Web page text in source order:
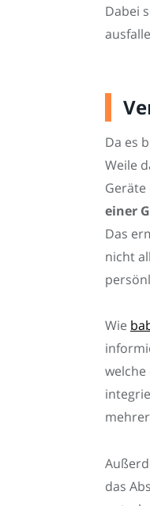
Dabei
Da es
Weile
einer
Das
nicht
Wie
das